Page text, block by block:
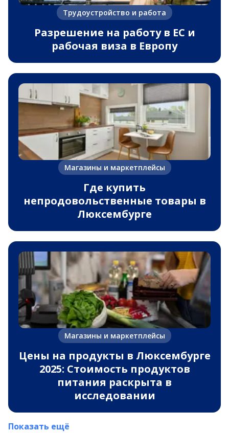
Трудоустройство и работа
Разрешение на работу в ЕС и
рабочая виза в Европу
Магазины и маркетплейсы
Где купить
непродовольственные товары в
Люксембурге
Магазины и маркетплейсы
Цены на продукты в Люксембурге
2025: Стоимость продуктов
питания раскрыта в
исследовании
Показать ещё